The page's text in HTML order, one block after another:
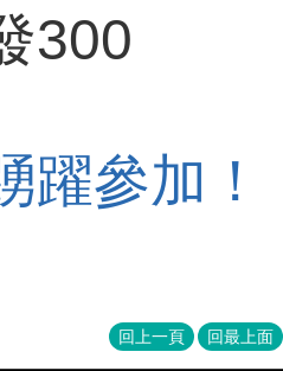
300
躍參加！
回上一頁 回最上面